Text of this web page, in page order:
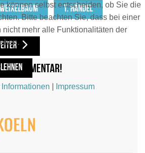
T. HÄNDEL
NASA [NASA / **] (2021)
BEITRAG: NEOS [NOS/ NO] (2020)
Kommentar!
können selbst entscheiden, ob Sie die
Bitte beachten Sie, dass bei einer
mehr alle Funktionalitäten der
Impressum